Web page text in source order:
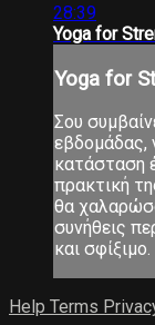
28:39
Yoga for
Yoga for
Σου
εβδομάδας,
κατάσταση
πρακτική
θα
συνήθεις
και σφίξιμο.
Help Terms